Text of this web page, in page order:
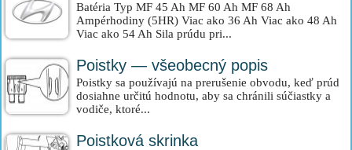
Batéria Typ MF 45 Ah MF 60 Ah MF 68 Ah
Ampérhodiny (5HR) Viac ako 36 Ah Viac ako 48 Ah
Viac ako 54 Ah Sila prúdu pri...
Poistky — všeobecný popis
Poistky sa používajú na prerušenie obvodu, keď prúd
dosiahne určitú hodnotu, aby sa chránili súčiastky a
vodiče, ktoré...
Poistková skrinka